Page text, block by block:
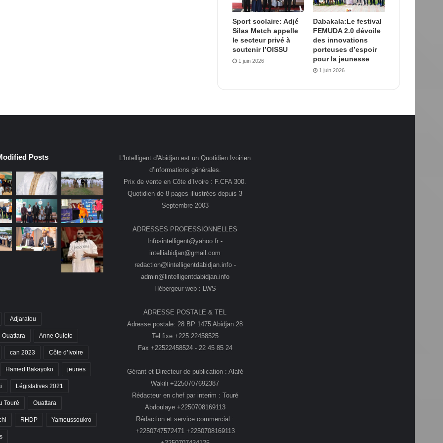
Sport scolaire: Adjé
Silas Metch appelle
le secteur privé à
soutenir l’OISSU
1 juin 2026
Dabakala:Le festival
FEMUDA 2.0 dévoile
des innovations
porteuses d’espoir
pour la jeunesse
1 juin 2026
Posts
Adjaratou
Ouattara Anne Ouloto
can 2023 Côte d’Ivoire
Hamed Bakayoko jeunes
Législatives 2021
Touré Ouattara
RHDP Yamoussoukro
L'Intelligent d'Abidjan est un Quotidien Ivoirien
d’informations générales.
Prix de vente en Côte d’Ivoire : F.CFA 300.
Quotidien de 8 pages illustrées depuis 3
Septembre 2003
ADRESSES PROFESSIONNELLES
Infosintelligent@yahoo.fr -
intelliabidjan@gmail.com
redaction@lintelligentdabidjan.info -
admin@lintelligentdabidjan.info
Hébergeur web : LWS
ADRESSE POSTALE & TEL
Adresse postale: 28 BP 1475 Abidjan 28
Tel fixe +225 22458525
Fax +22522458524 - 22 45 85 24
Gérant et Directeur de publication : Alafé
Wakili +2250707692387
Rédacteur en chef par interim : Touré
Abdoulaye +2250708169113
Rédaction et service commercial :
+2250747572471 +2250708169113